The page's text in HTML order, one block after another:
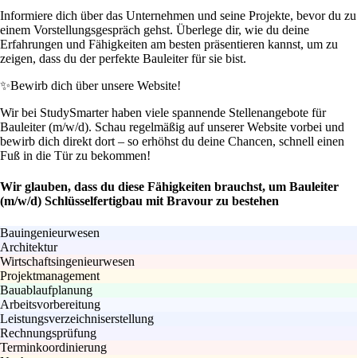
Informiere dich über das Unternehmen und seine Projekte, bevor du zu
einem Vorstellungsgespräch gehst. Überlege dir, wie du deine
Erfahrungen und Fähigkeiten am besten präsentieren kannst, um zu
zeigen, dass du der perfekte Bauleiter für sie bist.
✨Bewirb dich über unsere Website!
Wir bei StudySmarter haben viele spannende Stellenangebote für
Bauleiter (m/w/d). Schau regelmäßig auf unserer Website vorbei und
bewirb dich direkt dort – so erhöhst du deine Chancen, schnell einen
Fuß in die Tür zu bekommen!
Wir glauben, dass du diese Fähigkeiten brauchst, um Bauleiter
(m/w/d) Schlüsselfertigbau mit Bravour zu bestehen
Bauingenieurwesen
Architektur
Wirtschaftsingenieurwesen
Projektmanagement
Bauablaufplanung
Arbeitsvorbereitung
Leistungsverzeichniserstellung
Rechnungsprüfung
Terminkoordinierung